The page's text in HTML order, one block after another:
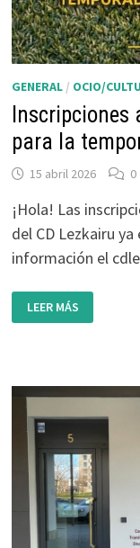
GENERAL/ OCIO/
para la
15 abril 2026 0
¡Hola! Las
del CD Lezkairu
información el
INSCRIPCIONES
ABIERTAS
DEL
TEMPORADA
26-
27
LEER MÁS